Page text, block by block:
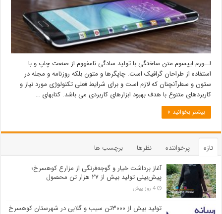
لــورم ایپسوم متن ساختگی با تولید سادگی نامفهوم از صنعت چاپ و با
استفاده از طراحان گرافیک است. چاپگرها و متون بلکه روزنامه و مجله در
ستون و سطرآنچنان که لازم است و برای شرایط فعلی تکنولوژی مورد نیاز و
کاربردهای متنوع با هدف بهبود ابزارهای کاربردی می باشد. کتابهای …
بیشتر بخوانید »
تازه پرخواننده نظرها
برچسب ها
آغاز برداشت خیار و گوجه‌فرنگی از مزارع کوهسرخ؛
پیش‌بینی تولید بیش از ۲۷ هزار تن محصول
4 روز پیش
تولید بیش از ۳۰۰۰تن سیب و گلابی در شهرستان کوهسرخ